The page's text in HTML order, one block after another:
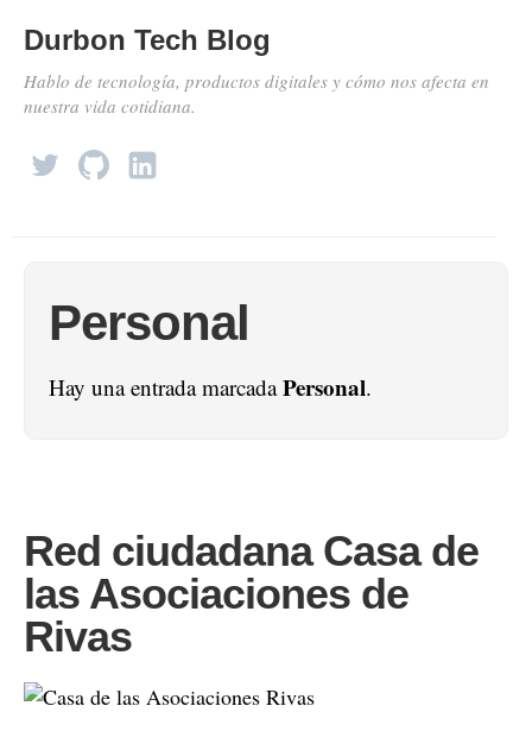
Durbon Tech Blog
Hablo de tecnología, productos digitales y cómo nos afecta en
nuestra vida cotidiana.
Personal
Hay una entrada marcadaPersonal.
Red ciudadana Casa de
las Asociaciones de
Rivas